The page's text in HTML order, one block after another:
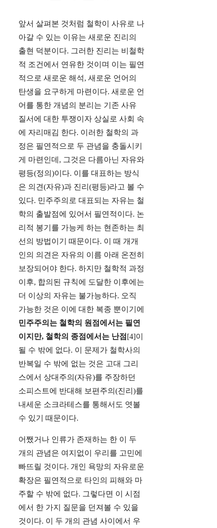
앞서 살펴본 것처럼 철학이 사유로 나
아갈 수 있는 이유는 새로운 진리의
출현 덕분이다. 그러한 진리는 비철학
적 조건에서 연유한 것이며 이는 필연
적으로 새로운 해석, 새로운 언어의
탄생을 요구하게 마련이다. 새로운 언
어를 통한 개념의 분리는 기존 사유
질서에 대한 투쟁이자 상실로 사회 속
에 자리매김 한다. 이러한 철학의 과
정은 필연적으로 두 관념을 충돌시키
게 마련인데, 그것은 다름아닌 자유와
평등(정의)이다. 이를 대표하는 방식
은 의견(자유)과 진리(평등)라고 볼 수
있다. 민주주의로 대표되는 자유는 철
학의 출발점에 있어서 필연적이다. 논
리적 봉기를 가능케 하는 현존하는 최
선의 방법이기 때문이다. 이 때 개개
인의 의견은 자유의 이름 아래 온전히
보장되어야 한다. 하지만 철학적 과정
이후, 합의된 규칙에 도달한 이후에는
더 이상의 자유는 불가능하다. 오직
가능한 것은 이에 대한 복종 뿐이기에
민주주의는 철학의 원점에서는 필연
이지만, 철학의 종점에서는 난점 [4]이
될 수 밖에 없다. 이 문제가 철학사의
반복일 수 밖에 없는 것은 고대 그리
스에서 상대주의(자유)를 주장하던
소피스트에 반대해 보편주의(진리)를
내세운 소크라테스를 통해서도 엿볼
수 있기 때문이다.
어쨌거나 인류가 존재하는 한 이 두
개의 관념은 여지없이 우리를 고민에
빠뜨릴 것이다. 개인 욕망의 자유로운
확장은 필연적으로 타인의 피해와 마
주할 수 밖에 없다. 그렇다면 이 시점
에서 한 가지 질문을 던져볼 수 있을
것이다. 이 두 개의 관념 사이에서 우